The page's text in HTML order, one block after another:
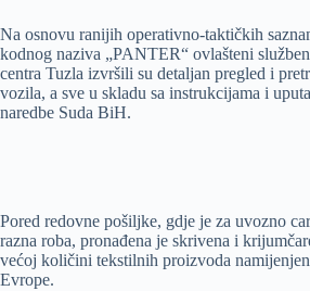
Na osnovu ranijih operativno-taktičkih
kodnog naziva „PANTER“ ovlašteni
centra Tuzla izvršili su detaljan pregled i
vozila, a sve u skladu sa instrukcijama i
naredbe Suda BiH.
Pored redovne pošiljke, gdje je za uvozno
razna roba, pronađena je skrivena i
većoj količini tekstilnih proizvoda
Evrope.